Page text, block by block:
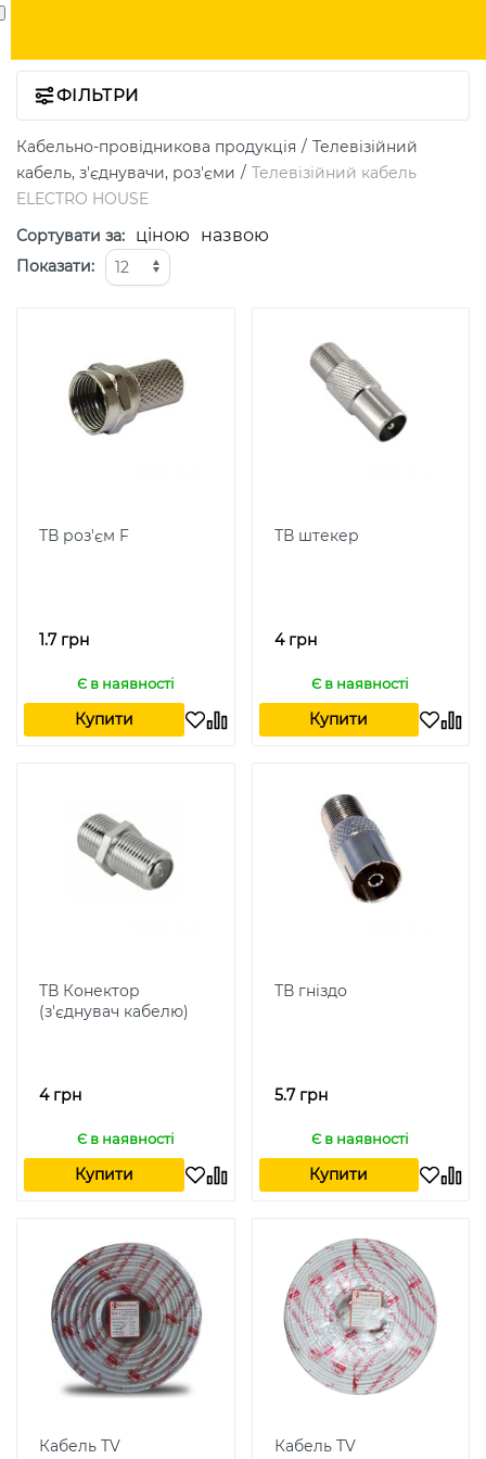
ФІЛЬТРИ
Кабельно-провідникова продукція
Телевізійний
кабель, з'єднувачи, роз'єми
Телевізійний кабель
ELECTRO HOUSE
Сортувати за: ціною назвою
Показати:
ТВ роз'єм F
1.7 грн
Є в наявності
Купити
ТВ штекер
4 грн
Є в наявності
Купити
ТВ Конектор
(з'єднувач кабелю)
4 грн
Є в наявності
Купити
ТВ гніздо
5.7 грн
Є в наявності
Купити
Кабель TV
Кабель TV